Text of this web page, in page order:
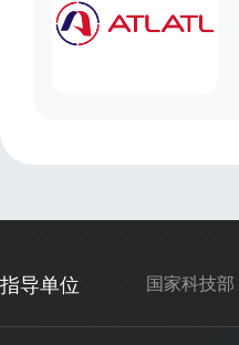
指导单位 国家科技部